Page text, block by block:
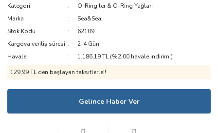
Kategori
O-Ring'ler & O-Ring Yağları
Marka
Sea&Sea
Stok Kodu
62109
Kargoya veriliş süresi
2-4 Gün
Havale
1.186,19 TL (%2,00 havale indirimi)
129,99 TL den başlayan taksitlerle!!
Gelince Haber Ver